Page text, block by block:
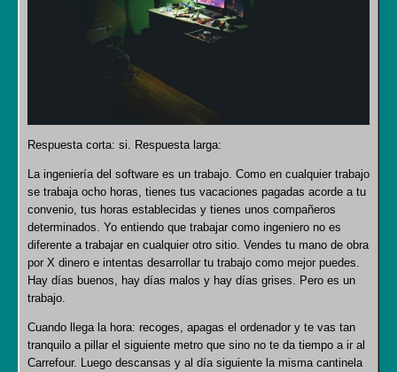
Respuesta corta: si. Respuesta larga:
La ingeniería del software es un trabajo. Como en cualquier trabajo
se trabaja ocho horas, tienes tus vacaciones pagadas acorde a tu
convenio, tus horas establecidas y tienes unos compañeros
determinados. Yo entiendo que trabajar como ingeniero no es
diferente a trabajar en cualquier otro sitio. Vendes tu mano de obra
por X dinero e intentas desarrollar tu trabajo como mejor puedes.
Hay días buenos, hay días malos y hay días grises. Pero es un
trabajo.
Cuando llega la hora: recoges, apagas el ordenador y te vas tan
tranquilo a pillar el siguiente metro que sino no te da tiempo a ir al
Carrefour. Luego descansas y al día siguiente la misma cantinela